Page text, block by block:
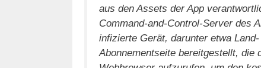
aus den Assets der App
Command-and-Control-Server des
infizierte Gerät, darunter etwa
Abonnementseite bereitgestellt, die